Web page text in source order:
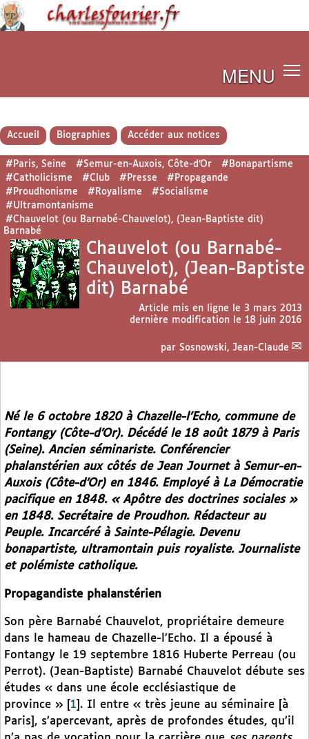
MENU
Accueil Biographies Accéder aux notices
#Paris, Seine #Semur-en-Auxois, Côte-d’Or
#Bonapartisme
#Catholicisme
#Club #Presse
#Propagande
#Proudhonisme
#Royalisme
#Socialisme
#Ultramontanisme
#Chauvelot (ou Barnabé-Chauvelot), (Jean-Baptiste dit)
Barnabé
Chauvelot (ou Barnabé-
Chauvelot), (Jean-Baptiste
dit) Barnabé
Article mis en ligne le 3 mars 2013
dernière modification le 18 juin 2016
par Sosnowski, Jean-Claude
Né le 6 octobre 1820 à Chazelle-l’Echo, commune de
Fontangy (Côte-d’Or). Décédé le 18 août 1879 à Paris
(Seine). Ancien séminariste. Conférencier
phalanstérien aux côtés de Jean Journet à Semur-en-
Auxois (Côte-d’Or) en 1846. Employé à La Démocratie
pacifiqueen 1848. « Apôtre des doctrines sociales »
en 1848. Secrétaire de Proudhon. Rédacteur au
Peuple. Incarcéré à Sainte-Pélagie. Devenu
bonapartiste, ultramontain puis royaliste. Journaliste
et polémiste catholique.
Propagandiste phalanstérien
Son père Barnabé Chauvelot, propriétaire demeure
dans le hameau de Chazelle-l’Echo. Il a épousé à
Fontangy le 19 septembre 1816 Huberte Perreau (ou
Perrot). (Jean-Baptiste) Barnabé Chauvelot débute ses
études « dans une école ecclésiastique de
province »
1 . Il entre « très jeune au séminaire [à
Paris], s’apercevant, après de profondes études, qu’il